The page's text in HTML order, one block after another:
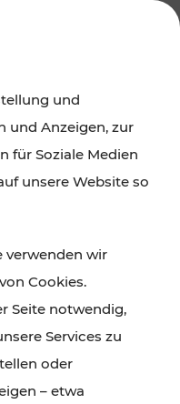
und
und Anzeigen, zur
für Soziale Medien
unsere Website so
verwenden wir
Cookies.
Seite notwendig,
Services zu
oder
– etwa